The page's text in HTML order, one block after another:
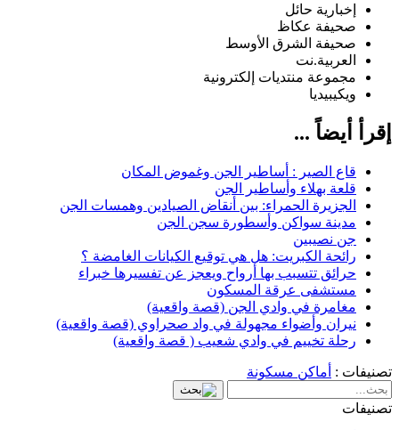
إخبارية حائل
صحيفة عكاظ
صحيفة الشرق الأوسط
العربية.نت
مجموعة منتديات إلكترونية
ويكيبيديا
إقرأ أيضاً ...
قاع الصير : أساطير الجن وغموض المكان
قلعة بهلاء وأساطير الجن
الجزيرة الحمراء: بين أنقاض الصيادين وهمسات الجن
مدينة سواكن وأسطورة سجن الجن
جن نصيبين
رائحة الكبريت: هل هي توقيع الكيانات الغامضة ؟
حرائق تتسبب بها أرواح ويعجز عن تفسيرها خبراء
مستشفى عرقة المسكون
مغامرة في وادي الجن (قصة واقعية)
نيران وأضواء مجهولة في واد صحراوي (قصة واقعية)
رحلة تخييم في وادي شعيب ( قصة واقعية)
تصنيفات : أماكن مسكونة
تصنيفات